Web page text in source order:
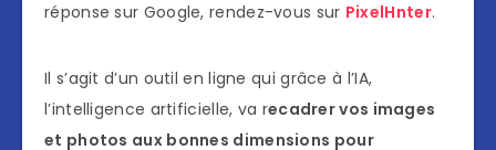
réponse sur Google, rendez-vous sur PixelHnter.
Il s’agit d’un outil en ligne qui grâce à l’IA,
l’intelligence artificielle, va recadrer vos images
et photos aux bonnes dimensions pour